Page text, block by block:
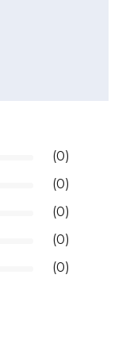
(0)
(0)
(0)
(0)
(0)